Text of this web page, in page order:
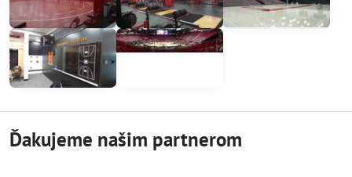
Ďakujeme našim partnerom